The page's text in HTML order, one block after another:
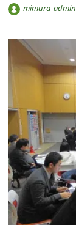
mimura_admin